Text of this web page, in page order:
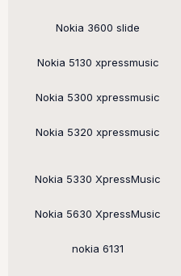
Nokia 3600 slide
Nokia 5130 xpressmusic
Nokia 5300 xpressmusic
Nokia 5320 xpressmusic
Nokia 5330 XpressMusic
Nokia 5630 XpressMusic
nokia 6131